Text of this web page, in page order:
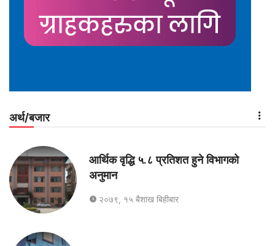
अर्थ/बजार
आर्थिक वृद्धि ५.८ प्रतिशत हुने विभागको
अनुमान
२०७९, १५ बैशाख बिहीबार